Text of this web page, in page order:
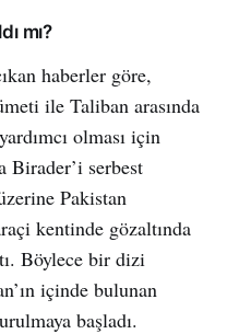
mı?
haberler göre,
ile Taliban arasında
olması için
Birader’i serbest
Pakistan
kentinde gözaltında
Böylece bir dizi
içinde bulunan
başladı.